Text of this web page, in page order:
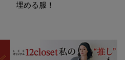
埋める服！